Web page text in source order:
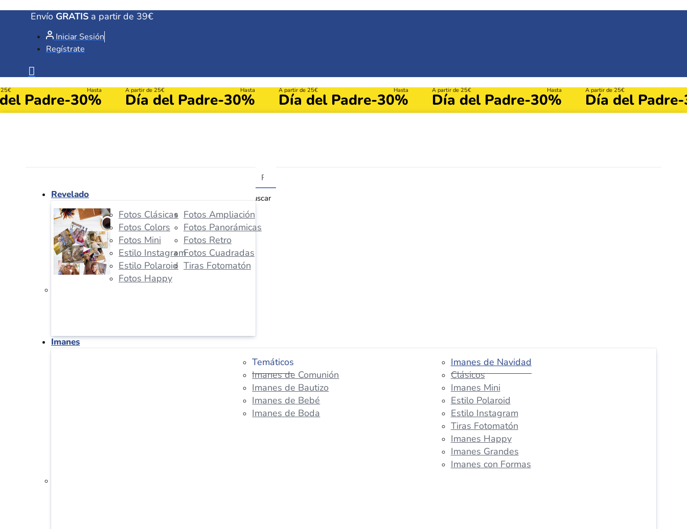
Envío GRATIS a partir de 39€
Iniciar Sesión
Regístrate
Padre
Hasta
-30%
A partir de 25€
Día del Padre
Hasta
-30%
A partir de 25€
Día del Padre
Hasta
-30%
A partir de 25€
Día del Padre
Hasta
-30%
A partir de 25€
Día del Padre
Buscar
Revelado
Fotos Clásicas
Fotos Colors
Fotos Mini
Estilo Instagram
Estilo Polaroid
Fotos Happy
Fotos Ampliación
Fotos Panorámicas
Fotos Retro
Fotos Cuadradas
Tiras Fotomatón
Imanes
Temáticos
Imanes de Comunión
Imanes de Bautizo
Imanes de Bebé
Imanes de Boda
Imanes de Navidad
Clásicos
Imanes Mini
Estilo Polaroid
Estilo Instagram
Tiras Fotomatón
Imanes Happy
Imanes Grandes
Imanes con Formas